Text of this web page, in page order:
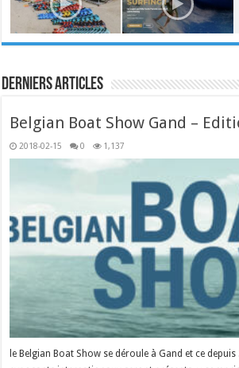
Derniers articles
Belgian Boat Show Gand –
2018-02-15 0 1,137
le Belgian Boat Show se déroule à Gand et ce